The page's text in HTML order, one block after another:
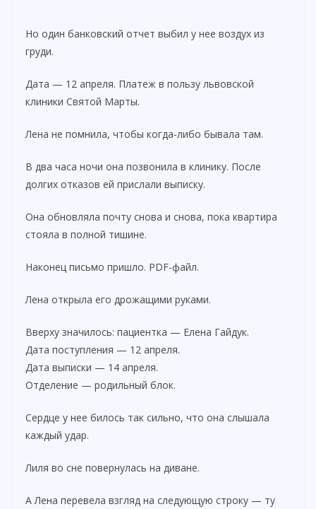
Но один банковский отчет выбил у нее воздух из
груди.
Дата — 12 апреля. Платеж в пользу львовской
клиники Святой Марты.
Лена не помнила, чтобы когда-либо бывала там.
В два часа ночи она позвонила в клинику. После
долгих отказов ей прислали выписку.
Она обновляла почту снова и снова, пока квартира
стояла в полной тишине.
Наконец письмо пришло. PDF-файл.
Лена открыла его дрожащими руками.
Вверху значилось: пациентка — Елена Гайдук.
Дата поступления — 12 апреля.
Дата выписки — 14 апреля.
Отделение — родильный блок.
Сердце у нее билось так сильно, что она слышала
каждый удар.
Лиля во сне повернулась на диване.
А Лена перевела взгляд на следующую строку — ту